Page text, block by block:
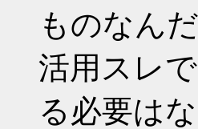
ものなん
活用スレ
る必要は